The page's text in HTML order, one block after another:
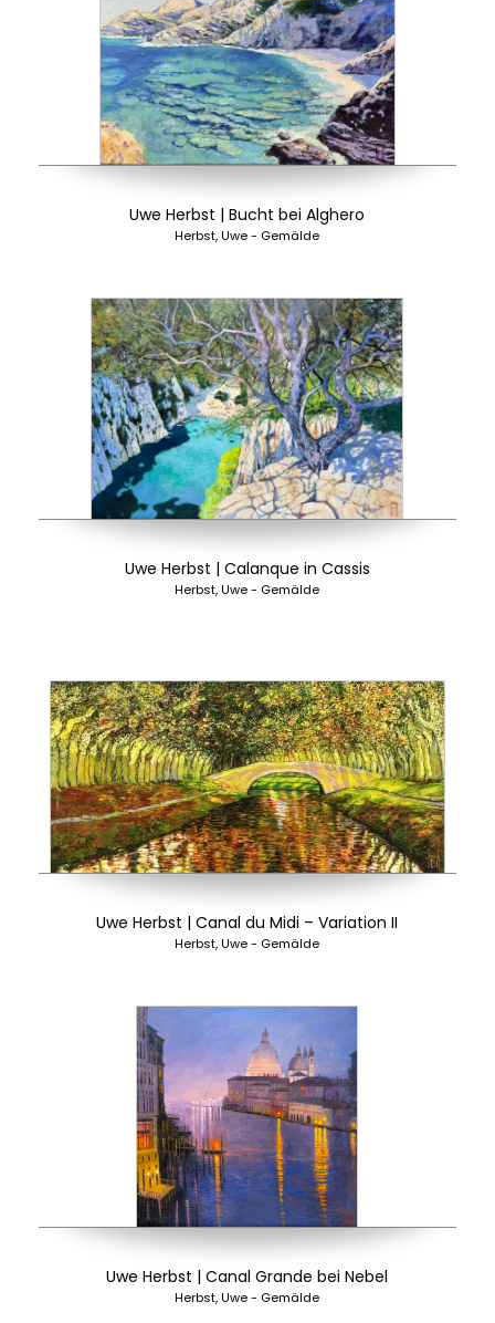
Uwe Herbst | Bucht bei Alghero
Herbst, Uwe - Gemälde
Uwe Herbst | Calanque in Cassis
Herbst, Uwe - Gemälde
Uwe Herbst | Canal du Midi – Variation II
Herbst, Uwe - Gemälde
Uwe Herbst | Canal Grande bei Nebel
Herbst, Uwe - Gemälde